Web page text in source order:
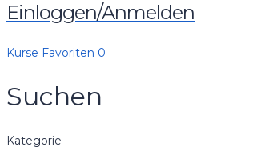
Einloggen/Anmelden
Kurse Favoriten 0
Suchen
Kategorie